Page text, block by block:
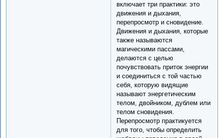
включает три практики: это
движения и дыхания,
перепросмотр и сновидение.
Движения и дыхания, которые
также называются
магическими пассами,
делаются с целью
почувствовать приток энергии
и соединиться с той частью
себя, которую видящие
называют энергетическим
телом, двойником, дублем или
телом сновидения.
Перепросмотр практикуется
для того, чтобы определить